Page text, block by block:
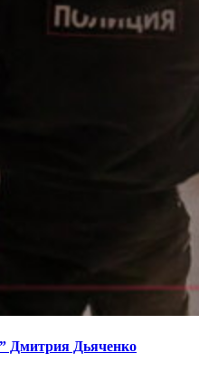
Дмитрия Дьяченко